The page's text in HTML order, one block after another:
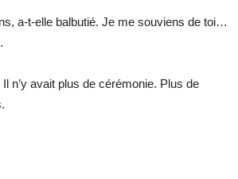
a-t-elle balbutié. Je me souviens de toi…
Il n’y avait plus de cérémonie. Plus de